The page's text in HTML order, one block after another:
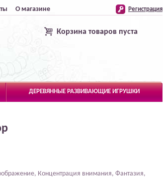
О магазине Регистрация
Корзина товаров пуста
ДЕРЕВЯННЫЕ РАЗВИВАЮЩИЕ ИГРУШКИ
Концентрация внимания, Фантазия,